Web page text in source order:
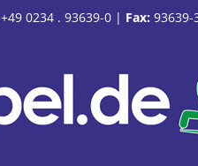
+49 0234 . 93639-0| Fax: 93639-